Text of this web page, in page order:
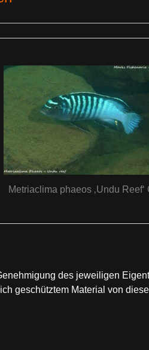
Metriaclima phaeos ‚Undu Reef‘
des jeweiligen
geschütztem Material von